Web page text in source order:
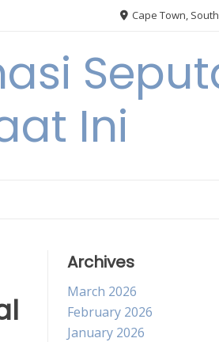
Cape Town,
Ini
Archives
March 2026
February 2026
January 2026